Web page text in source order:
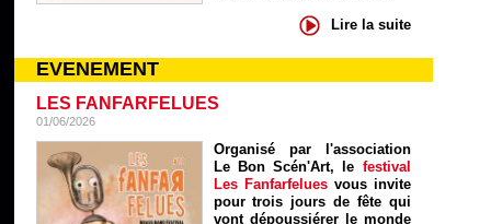
Lire la suite
EVENEMENT
LES FANFARFELUES
01/06/2026
Organisé par l'association
Le Bon Scén'Art, le festival
Les Fanfarfelues vous invite
pour trois jours de fête qui
vont dépoussiérer le monde